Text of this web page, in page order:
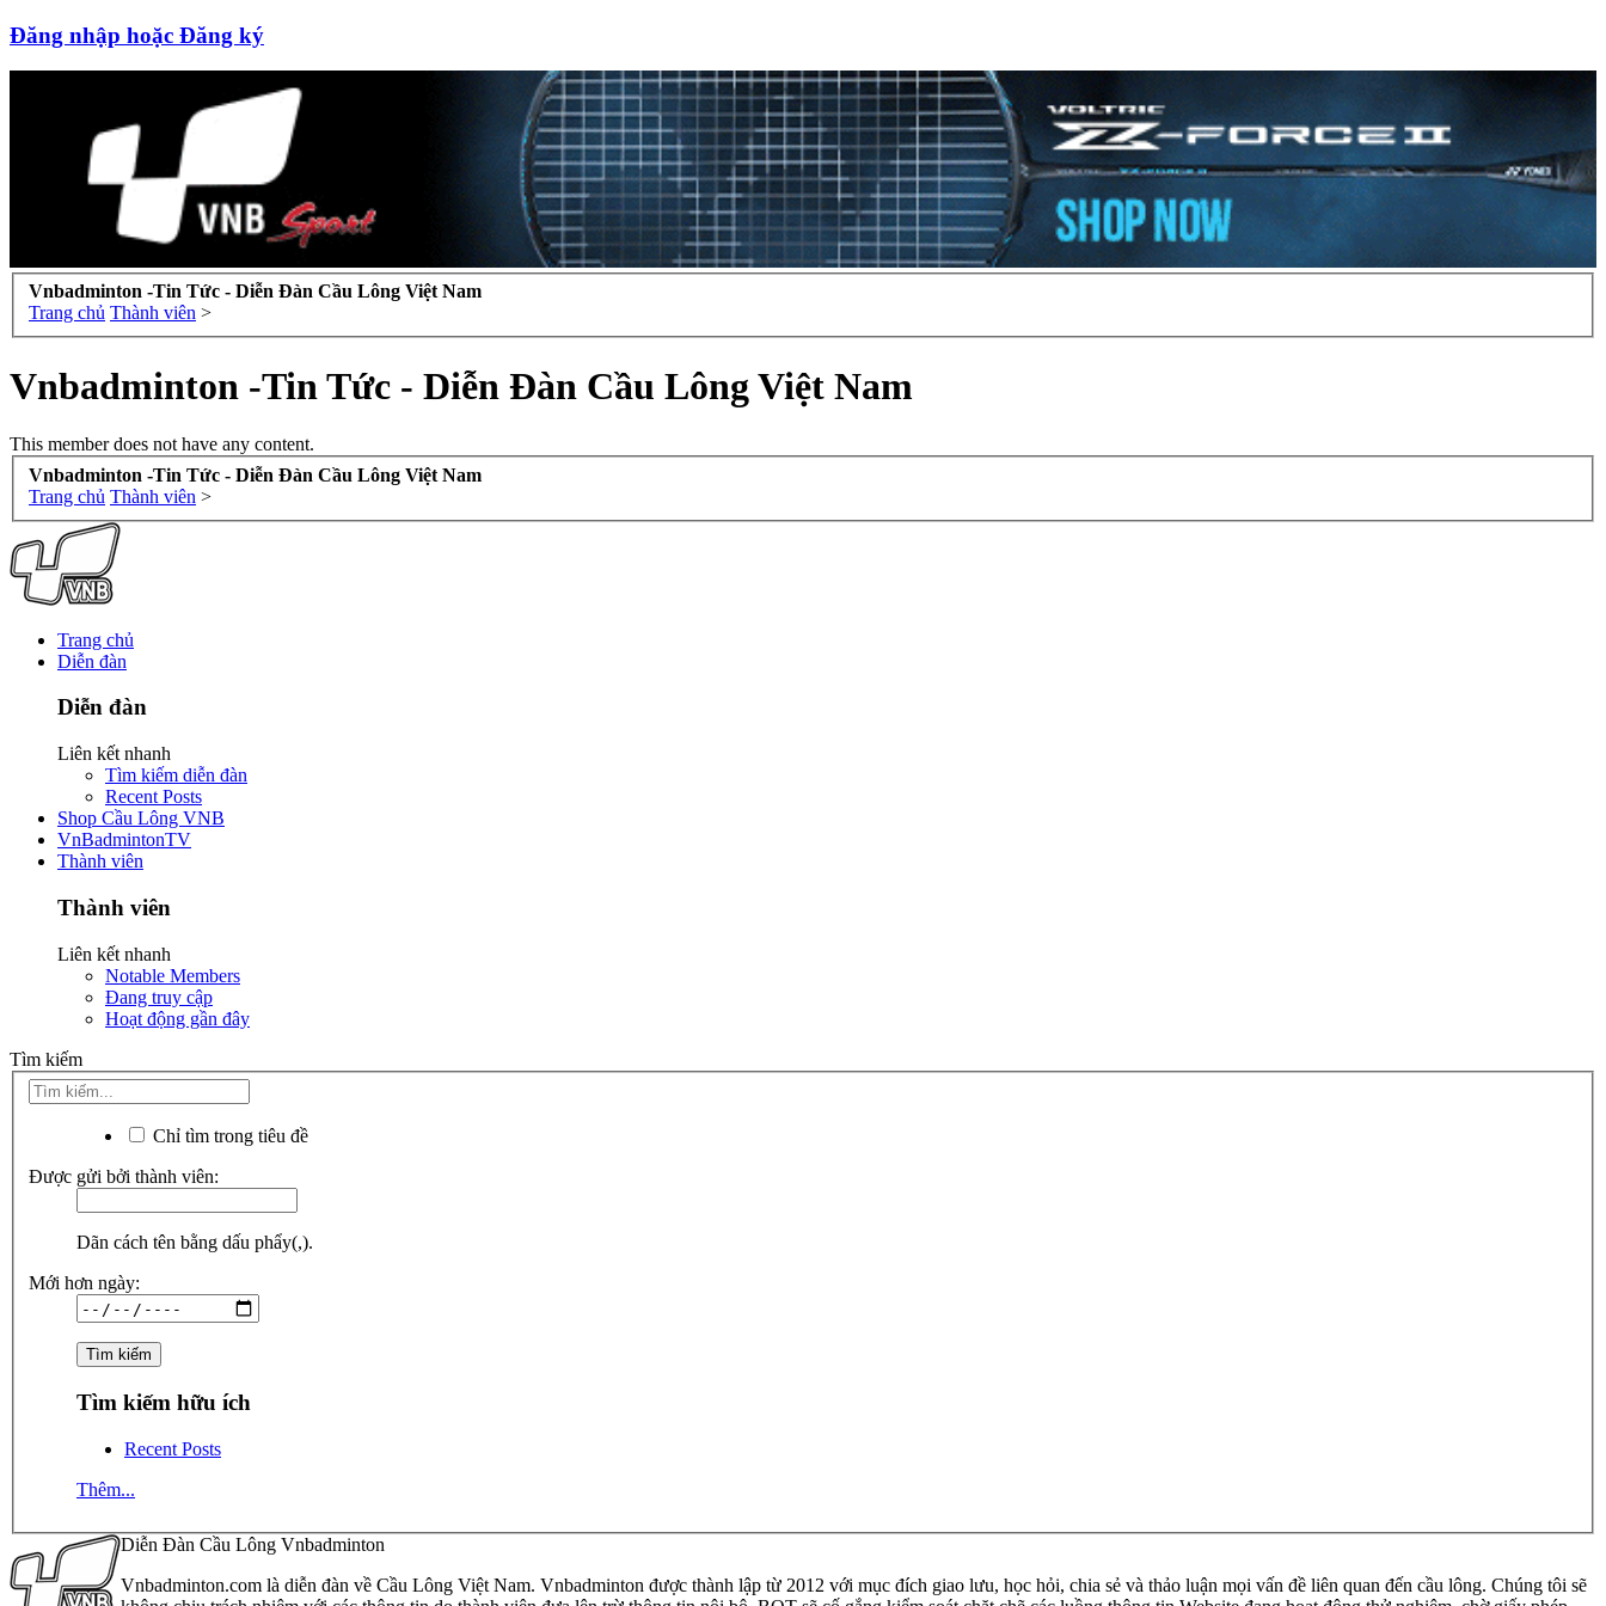
Đăng nhập hoặc Đăng ký
Vnbadminton -Tin Tức - Diễn Đàn Cầu Lông Việt Nam
Trang chủ Thành viên >
Vnbadminton -Tin Tức - Diễn Đàn Cầu Lông Việt Nam
This member does not have any content.
Vnbadminton -Tin Tức - Diễn Đàn Cầu Lông Việt Nam
Trang chủ Thành viên >
Trang chủ
Diễn đàn
Diễn đàn
Liên kết nhanh
Tìm kiếm diễn đàn
Recent Posts
Shop Cầu Lông VNB
VnBadmintonTV
Thành viên
Thành viên
Liên kết nhanh
Notable Members
Đang truy cập
Hoạt động gần đây
Tìm kiếm
Chỉ tìm trong tiêu đề
Được gửi bởi thành viên:
Dãn cách tên bằng dấu phẩy(,).
Mới hơn ngày:
Tìm kiếm hữu ích
Recent Posts
Thêm...
Diễn Đàn Cầu Lông Vnbadminton
Vnbadminton.com là diễn đàn về Cầu Lông Việt Nam. Vnbadminton được thành lập từ 2012 với mục đích giao lưu, học hỏi, chia sẻ và thảo luận mọi vấn đề liên quan đến cầu lông. Chúng tôi sẽ